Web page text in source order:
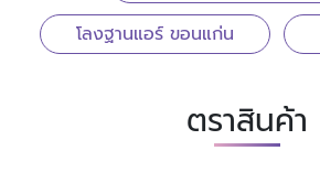
โลงฐานแอร์ ขอนแก่น
ตราสินค้า